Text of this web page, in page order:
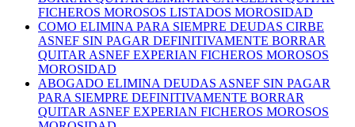
FICHEROS MOROSOS LISTADOS MOROSIDAD
COMO ELIMINA PARA SIEMPRE DEUDAS CIRBE
ASNEF SIN PAGAR DEFINITIVAMENTE BORRAR
QUITAR ASNEF EXPERIAN FICHEROS MOROSOS
MOROSIDAD
ABOGADO ELIMINA DEUDAS ASNEF SIN PAGAR
PARA SIEMPRE DEFINITIVAMENTE BORRAR
QUITAR ASNEF EXPERIAN FICHEROS MOROSOS